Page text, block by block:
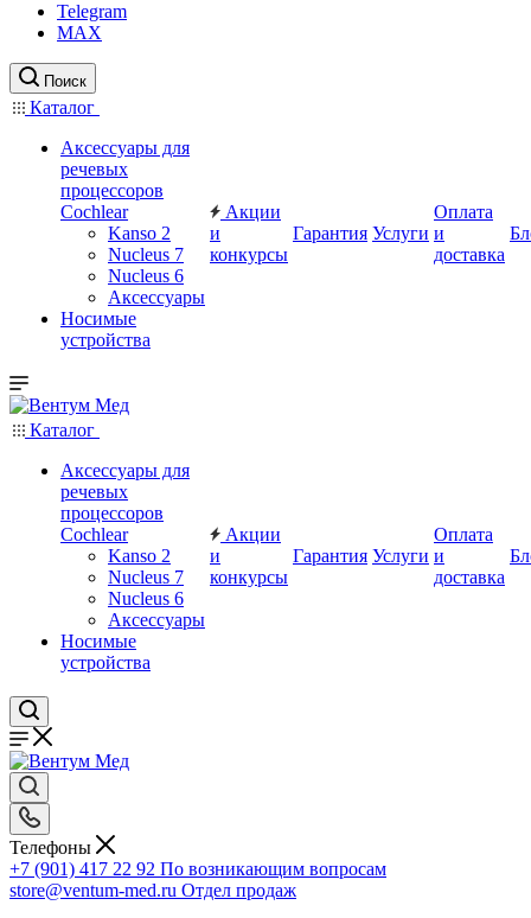
Telegram
MAX
Поиск
Каталог
Аксессуары для
речевых
процессоров
Cochlear
Kanso 2
Nucleus 7
Nucleus 6
Аксессуары
Носимые
устройства
Акции
и
конкурсы
Гарантия Услуги
Оплата
и
доставка
Каталог
Аксессуары для
речевых
процессоров
Cochlear
Kanso 2
Nucleus 7
Nucleus 6
Аксессуары
Носимые
устройства
Акции
и
конкурсы
Гарантия Услуги
Оплата
и
доставка
Телефоны
+7 (901) 417 22 92 По возникающим вопросам
store@ventum-med.ru Отдел продаж